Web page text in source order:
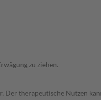
zu ziehen.
therapeutische Nutzen